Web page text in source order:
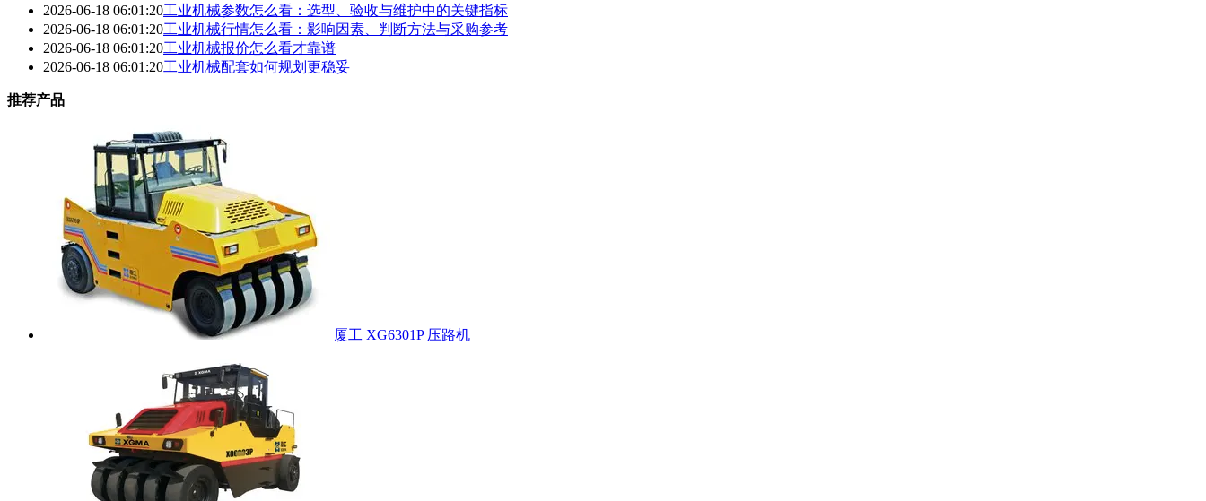
2026-06-18 06:01:20工业机械参数怎么看：选型、验收与维护中的关键指标
2026-06-18 06:01:20工业机械行情怎么看：影响因素、判断方法与采购参考
2026-06-18 06:01:20工业机械报价怎么看才靠谱
2026-06-18 06:01:20工业机械配套如何规划更稳妥
推荐产品
厦工 XG6301P 压路机